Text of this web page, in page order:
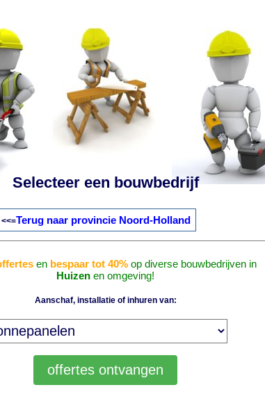
Selecteer een bouwbedrijf
<<=Terug naar provincie Noord-Holland
en bespaar tot 40% op diverse bouwbedrijven in
Huizen en omgeving!
Aanschaf, installatie of inhuren van: